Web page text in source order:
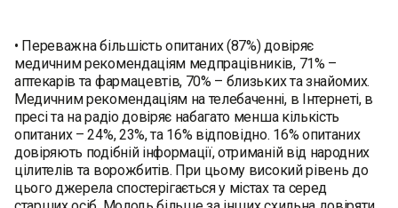
• Переважна більшість опитаних (87%) довіряє
медичним рекомендаціям медпрацівників, 71% –
аптекарів та фармацевтів, 70% – близьких та знайомих.
Медичним рекомендаціям на телебаченні, в Інтернеті, в
пресі та на радіо довіряє набагато менша кількість
опитаних – 24%, 23%, та 16% відповідно. 16% опитаних
довіряють подібній інформації, отриманій від народних
цілителів та ворожбитів. При цьому високий рівень до
цього джерела спостерігається у містах та серед